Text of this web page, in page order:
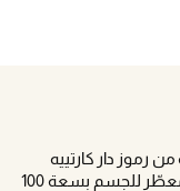
رموز دار كارتييه
ويحتوي على ماء عطر بسعة 100 مل ولوشن معطّر للجسم بسعة 100